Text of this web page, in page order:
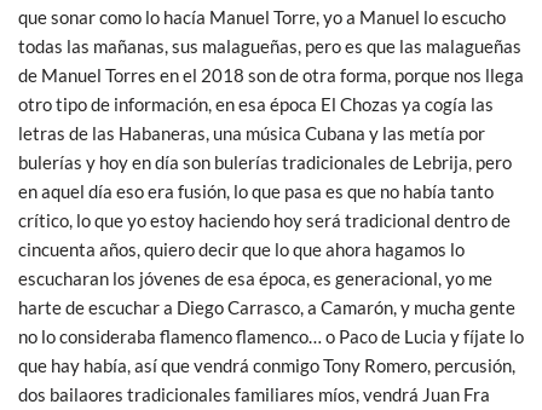
que sonar como lo hacía Manuel Torre, yo a Manuel lo escucho
todas las mañanas, sus malagueñas, pero es que las malagueñas
de Manuel Torres en el 2018 son de otra forma, porque nos llega
otro tipo de información, en esa época El Chozas ya cogía las
letras de las Habaneras, una música Cubana y las metía por
bulerías y hoy en día son bulerías tradicionales de Lebrija, pero
en aquel día eso era fusión, lo que pasa es que no había tanto
crítico, lo que yo estoy haciendo hoy será tradicional dentro de
cincuenta años, quiero decir que lo que ahora hagamos lo
escucharan los jóvenes de esa época, es generacional, yo me
harte de escuchar a Diego Carrasco, a Camarón, y mucha gente
no lo consideraba flamenco flamenco… o Paco de Lucia y fíjate lo
que hay había, así que vendrá conmigo Tony Romero, percusión,
dos bailaores tradicionales familiares míos, vendrá Juan Fra